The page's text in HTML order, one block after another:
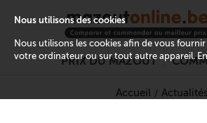
PRIX DU MAZOUT
Accueil
Nous utilisons des cookies
Nous utilisons les cookies afin de vous
votre ordinateur ou sur tout autre appareil.